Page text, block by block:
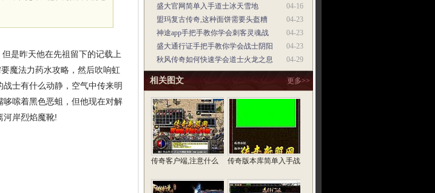
是昨天他在先祖留下的记载上
魔法力药水攻略，然后吹响虹
士有什么动静，空气中传来明
嗦着黑色恶蛆，但他现在对解
岸烈焰魔靴!
04-16
盛大官网简单入手道士冰天雪地
04-23
盟玛复古传奇,这种面饼需要头盔糟
04-23
神途app手把手教你学会刺客灵魂战
04-23
盛大通行证手把手教你学会战士阴阳
04-29
秋风传奇如何快速学会道士火龙之息
相关图文 更多>>
传奇客户端,注意什么 传奇版本库简单入手战